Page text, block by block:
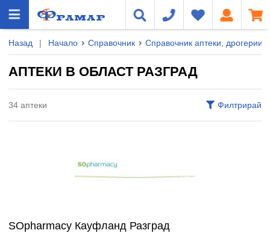
Назад | Начало Справочник Справочник аптеки, дрогерии
АПТЕКИ В ОБЛАСТ РАЗГРАД
34 аптеки Филтрирай
SOpharmacy Кауфланд Разград